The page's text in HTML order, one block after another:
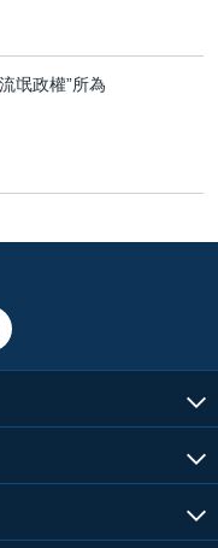
氓政權”所為